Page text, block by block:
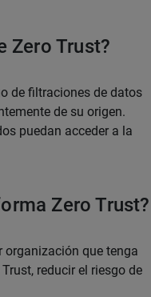
Zero Trust?
de filtraciones de datos
de su origen.
puedan acceder a la
Zero Trust?
que tenga
reducir el riesgo de